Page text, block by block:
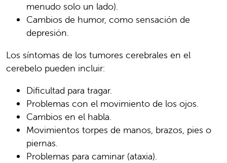
menudo solo un lado).
Cambios de humor, como sensación de
depresión.
Los síntomas de los tumores cerebrales en el
cerebelo pueden incluir:
Dificultad para tragar.
Problemas con el movimiento de los ojos.
Cambios en el habla.
Movimientos torpes de manos, brazos, pies o
piernas.
Problemas para caminar (ataxia).